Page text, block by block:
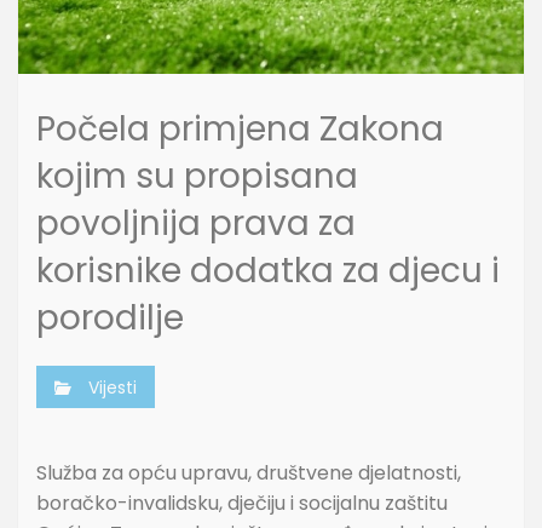
Počela primjena Zakona
kojim su propisana
povoljnija prava za
korisnike dodatka za djecu i
porodilje
Vijesti
Služba za opću upravu, društvene djelatnosti,
boračko-invalidsku, dječiju i socijalnu zaštitu